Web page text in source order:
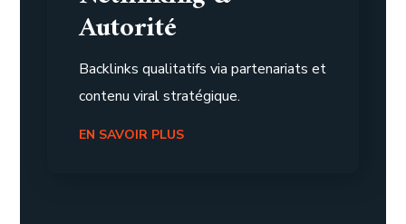
Autorité
Backlinks qualitatifs via partenariats et
contenu viral stratégique.
EN SAVOIR PLUS